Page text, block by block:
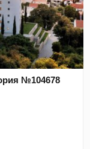
№104678